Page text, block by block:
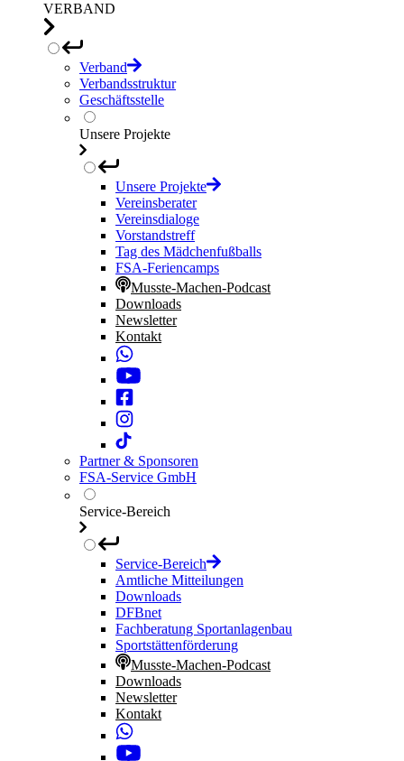
VERBAND
Verband
Verbandsstruktur
Geschäftsstelle
Unsere Projekte
Unsere Projekte
Vereinsberater
Vereinsdialoge
Vorstandstreff
Tag des Mädchenfußballs
FSA-Feriencamps
Musste-Machen-Podcast
Downloads
Newsletter
Kontakt
Partner & Sponsoren
FSA-Service GmbH
Service-Bereich
Service-Bereich
Amtliche Mitteilungen
Downloads
DFBnet
Fachberatung Sportanlagenbau
Sportstättenförderung
Musste-Machen-Podcast
Downloads
Newsletter
Kontakt